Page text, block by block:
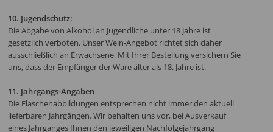
10. Jugendschutz:
Die Abgabe von Alkohol an Jugendliche unter 18 Jahre ist
gesetzlich verboten. Unser Wein-Angebot richtet sich daher
ausschließlich an Erwachsene. Mit Ihrer Bestellung versichern Sie
uns, dass der Empfänger der Ware älter als 18. Jahre ist.
11. Jahrgangs-Angaben
Die Flaschenabbildungen entsprechen nicht immer den aktuell
lieferbaren Jahrgängen. Wir behalten uns vor, bei Ausverkauf
eines Jahrganges Ihnen den jeweiligen Nachfolgejahrgang